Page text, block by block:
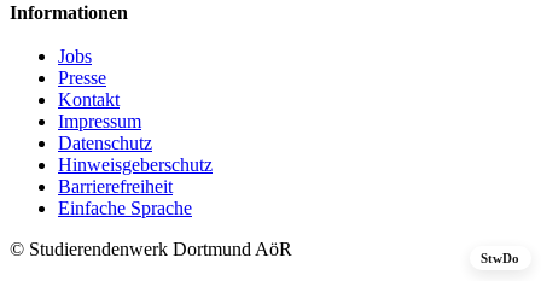
StwDo
Informationen
Jobs
Presse
Kontakt
Impressum
Datenschutz
Hinweisgeberschutz
Barrierefreiheit
Einfache Sprache
© Studierendenwerk Dortmund AöR